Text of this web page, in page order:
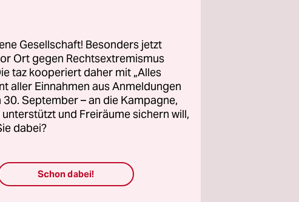
sind.
und vor
"Alles
guten, frei
Gesellschaft! Besonders jetzt
Ort gegen Rechtsextremismus
taz kooperiert daher mit „Alles
aller Einnahmen aus Anmeldungen
30. September – an die Kampagne,
und Freiräume sichern will,
dabei?
Schon dabei!